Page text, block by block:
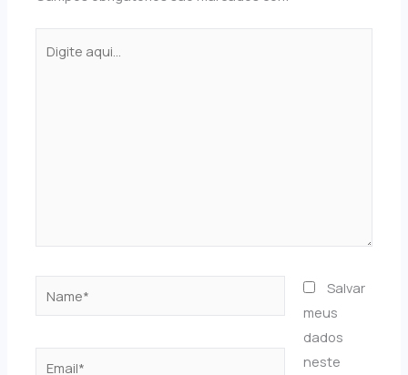
aqui...
Salvar
meus
dados
neste